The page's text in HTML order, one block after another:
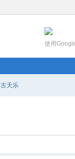
使用
古天乐